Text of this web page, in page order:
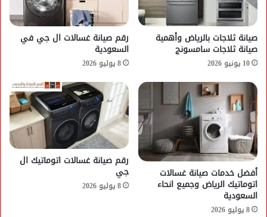
صيانة ثلاجات بالرياض وأهمية
صيانة ثلاجات سامسونج
10 يونيو 2026
رقم صيانة غسالات ال جي في
السعودية
8 يوليو 2026
أفضل خدمات صيانة غسالات
اتوماتيك الرياض وجميع انحاء
السعودية
8 يوليو 2026
رقم صيانة غسالات اتوماتيك ال
جي
8 يوليو 2026